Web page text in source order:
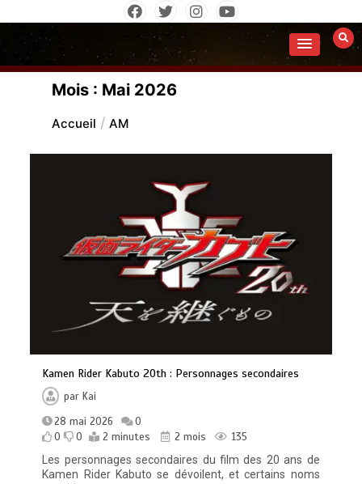
contenu
Mois : Mai 2026
Accueil AM
Kamen Rider Kabuto 20th : Personnages secondaires
parKai
28 mai 2026
0
0
0 2 minutes 2 mois
135
Les personnages secondaires du film des 20 ans de
Kamen Rider Kabuto se dévoilent, et certains noms